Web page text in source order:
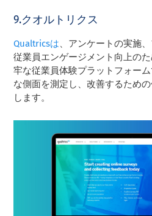
9.クオルトリクス
Qualtricsは、アンケートの実施
従業員エンゲージメント向上の
牢な従業員体験プラットフォー
な側面を測定し、改善するため
します。